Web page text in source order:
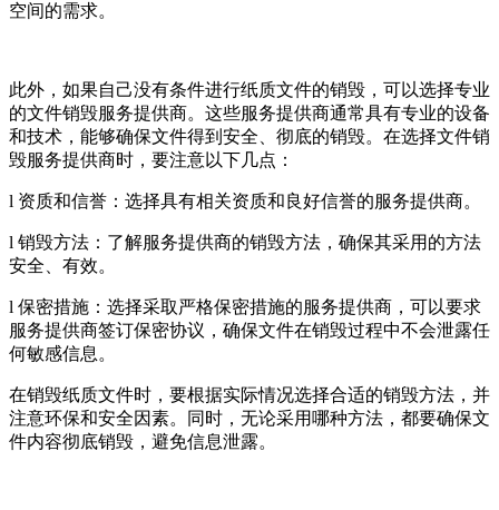
空间的需求。
此外，如果自己没有条件进行纸质文件的销毁，可以选择专业
的文件销毁服务提供商。这些服务提供商通常具有专业的设备
和技术，能够确保文件得到安全、彻底的销毁。在选择文件销
毁服务提供商时，要注意以下几点：
l 资质和信誉：选择具有相关资质和良好信誉的服务提供商。
l 销毁方法：了解服务提供商的销毁方法，确保其采用的方法
安全、有效。
l 保密措施：选择采取严格保密措施的服务提供商，可以要求
服务提供商签订保密协议，确保文件在销毁过程中不会泄露任
何敏感信息。
在销毁纸质文件时，要根据实际情况选择合适的销毁方法，并
注意环保和安全因素。同时，无论采用哪种方法，都要确保文
件内容彻底销毁，避免信息泄露。